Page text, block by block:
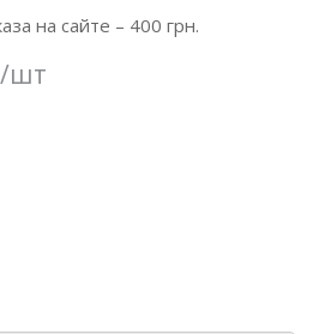
на сайте – 400 грн.
/шт